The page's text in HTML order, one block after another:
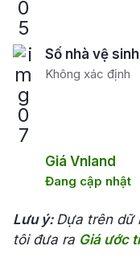
Số nhà vệ sinh
Không xác định
Giá Vnland
Đang cập nhật
Lưu ý: Dựa trên dữ
tôi đưa ra Giá ước